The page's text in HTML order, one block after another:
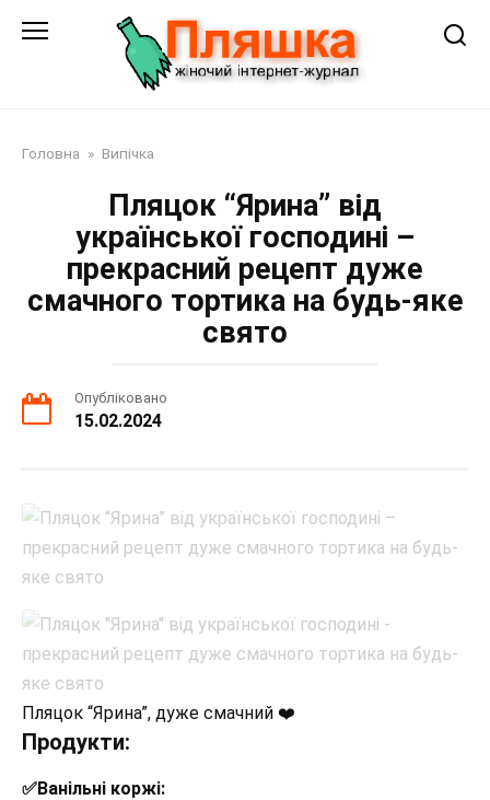
Головна » Випічка
Пляцок “Ярина” від
української господині –
прекрасний рецепт дуже
смачного тортика на будь-яке
свято
Опубліковано
15.02.2024
Пляцок “Ярина”, дуже смачний ❤️
Продукти:
✅Ванільні коржі: